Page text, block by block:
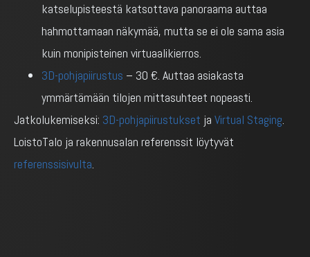
katselupisteestä katsottava panoraama auttaa
hahmottamaan näkymää, mutta se ei ole sama asia
kuin monipisteinen virtuaalikierros.
3D-pohjapiirustus – 30 €. Auttaa asiakasta
ymmärtämään tilojen mittasuhteet nopeasti.
Jatkolukemiseksi: 3D-pohjapiirustukset ja Virtual Staging.
LoistoTalo ja rakennusalan referenssit löytyvät
referenssisivulta.